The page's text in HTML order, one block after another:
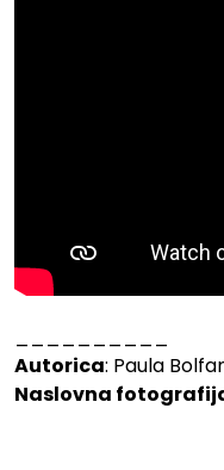
Autorica: Paula
Naslovna